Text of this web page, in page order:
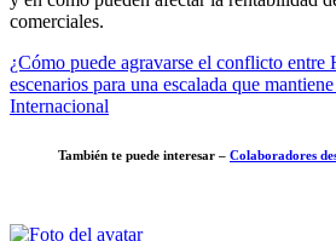
comerciales.
¿Cómo puede agravarse el conflicto entre
escenarios para una escalada que
Internacional
También te puede interesar – Colaboradores